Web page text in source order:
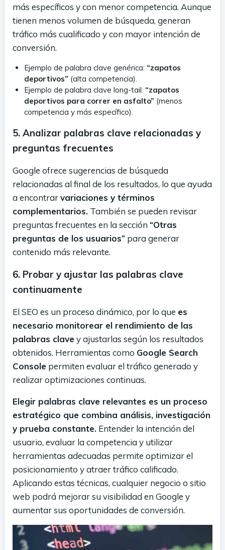
más específicos y con menor competencia. Aunque
tienen menos volumen de búsqueda, generan
tráfico más cualificado y con mayor intención de
conversión.
Ejemplo de palabra clave genérica: “zapatos
deportivos” (alta competencia).
Ejemplo de palabra clave long-tail: “zapatos
deportivos para correr en asfalto” (menos
competencia y más específico).
5. Analizar palabras clave relacionadas y
preguntas frecuentes
Google ofrece sugerencias de búsqueda
relacionadas al final de los resultados, lo que ayuda
a encontrarvariaciones y términos
complementarios. También se pueden revisar
preguntas frecuentes en la sección “Otras
preguntas de los usuarios” para generar
contenido más relevante.
6. Probar y ajustar las palabras clave
continuamente
El SEO es un proceso dinámico, por lo que es
necesario monitorear el rendimiento de las
palabras clavey ajustarlas según los resultados
obtenidos. Herramientas como Google Search
Console permiten evaluar el tráfico generado y
realizar optimizaciones continuas.
Elegir palabras clave relevantes es un proceso
estratégico que combina análisis, investigación
y prueba constante. Entender la intención del
usuario, evaluar la competencia y utilizar
herramientas adecuadas permite optimizar el
posicionamiento y atraer tráfico calificado.
Aplicando estas técnicas, cualquier negocio o sitio
web podrá mejorar su visibilidad en Google y
aumentar sus oportunidades de conversión.